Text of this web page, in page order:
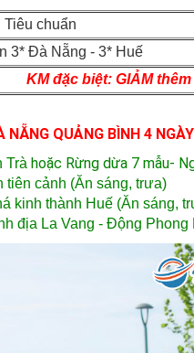
Tiêu chuẩn
3* Đà Nẵng - 3* Huế
KM đặc biệt: GIẢM
QUẢNG BÌNH 4
Trà hoặc Rừng dừa 7 mẫu-
cảnh (Ăn sáng, trưa)
kinh thành Huế (Ăn sáng,
địa La Vang - Động